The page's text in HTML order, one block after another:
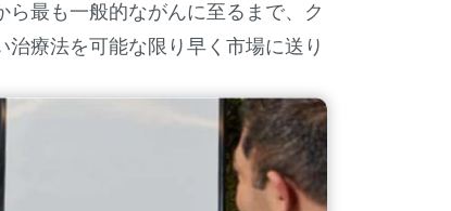
最も一般的ながんに至るまで、ク
療法を可能な限り早く市場に送り